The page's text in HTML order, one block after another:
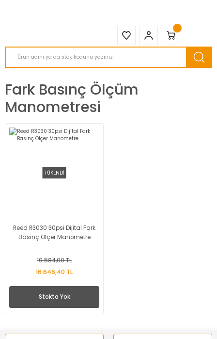
Fark Basınç Ölçüm
Manometresi
TÜKENDİ
Reed R3030 30psi Dijital Fark
Basınç Ölçer Manometre
19.584,00 TL
16.646,40 TL
Stokta Yok